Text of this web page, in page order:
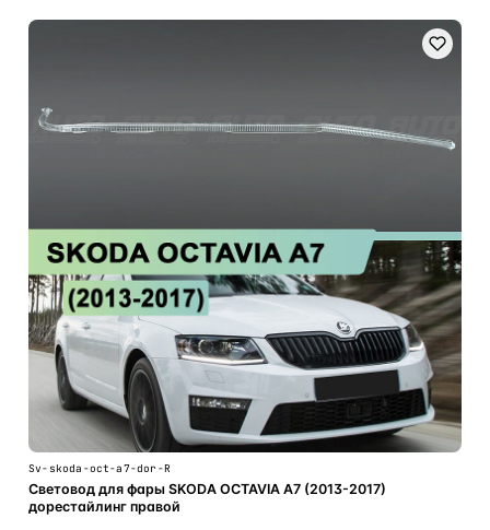
Sv-skoda-oct-a7-dor-R
Световод для фары SKODA OCTAVIA A7 (2013-2017)
дорестайлинг правой